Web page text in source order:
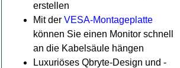
erstellen
Mit derVESA-Montageplatte
können Sie einen Monitor schnell
an die Kabelsäule hängen
Luxuriöses Qbryte-Design und -